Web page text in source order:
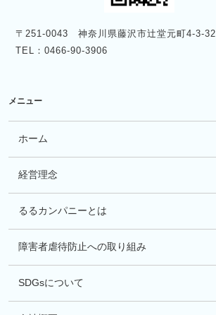
〒251-0043 神奈川県藤沢市辻堂元町4-3-32
TEL：0466-90-3906
メニュー
ホーム
経営理念
るるカンパニーとは
障害者虐待防止への取り組み
SDGsについて